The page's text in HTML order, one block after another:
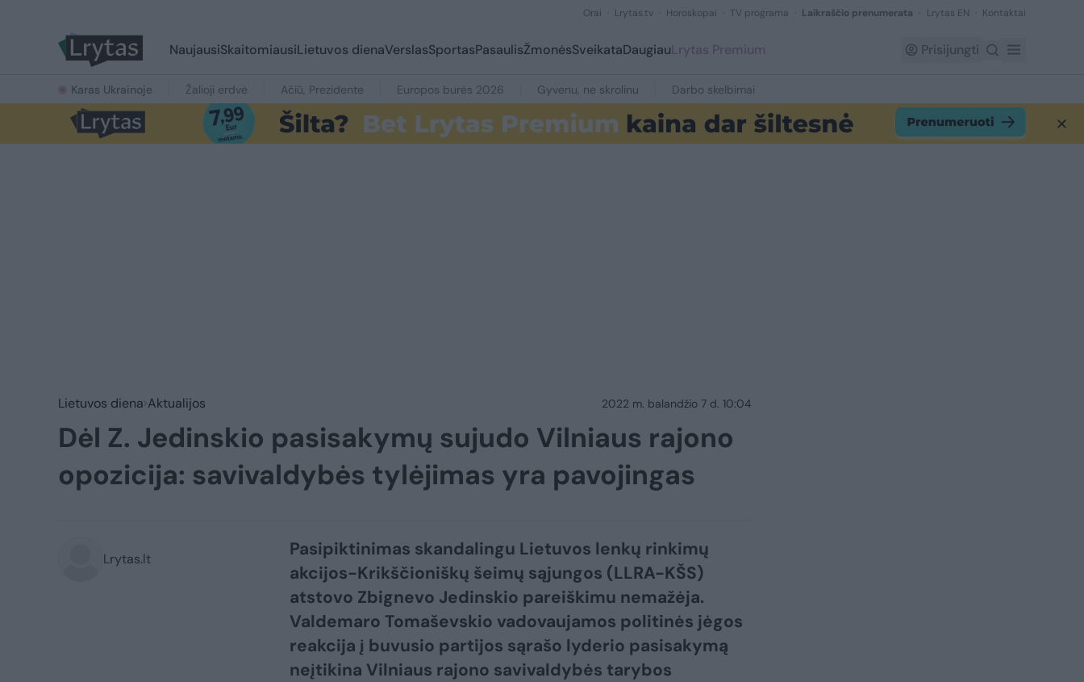
Orai Lrytas.tv Horoskopai TV programa Laikraščio prenumerata Lrytas EN Kontaktai
NaujausiSkaitomiausiLietuvos dienaVerslasSportasPasaulisŽmonėsSveikataDaugiauLrytas Premium Prisijungti
Karas Ukrainoje Žalioji erdvė Ačiū, Prezidente Europos burės 2026 Gyvenu, ne skrolinu Darbo skelbimai
Lietuvos diena Aktualijos 2022 m. balandžio 7 d. 10:04
Dėl Z. Jedinskio pasisakymų sujudo Vilniaus rajono
opozicija: savivaldybės tylėjimas yra pavojingas
Lrytas.lt
Pasipiktinimas skandalingu Lietuvos lenkų rinkimų
akcijos-Krikščioniškų šeimų sąjungos (LLRA-KŠS)
atstovo Zbignevo Jedinskio pareiškimu nemažėja.
Valdemaro Tomaševskio vadovaujamos politinės jėgos
reakcija į buvusio partijos sąrašo lyderio pasisakymą
neįtikina Vilniaus rajono savivaldybės tarybos